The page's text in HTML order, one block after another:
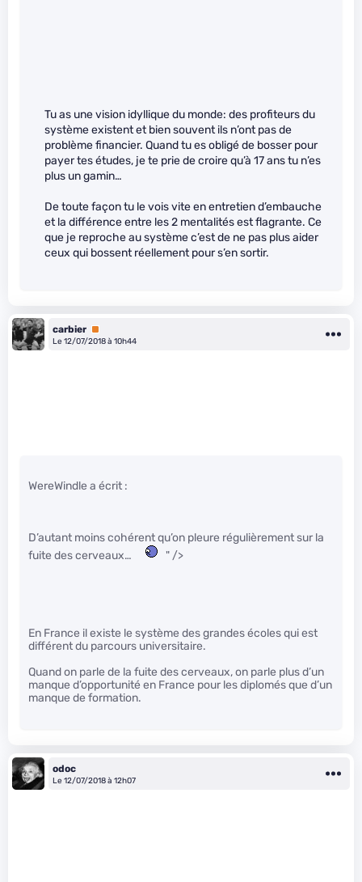
Tu as une vision idyllique du monde: des profiteurs du
système existent et bien souvent ils n’ont pas de
problème financier. Quand tu es obligé de bosser pour
payer tes études, je te prie de croire qu’à 17 ans tu n’es
plus un gamin…
De toute façon tu le vois vite en entretien d’embauche
et la différence entre les 2 mentalités est flagrante. Ce
que je reproche au système c’est de ne pas plus aider
ceux qui bossent réellement pour s’en sortir.
carbier Premium
Le 12/07/2018 à 10h44
WereWindle a écrit :
D’autant moins cohérent qu’on pleure régulièrement sur la
fuite des cerveaux…
" />
En France il existe le système des grandes écoles qui est
différent du parcours universitaire.
Quand on parle de la fuite des cerveaux, on parle plus d’un
manque d’opportunité en France pour les diplomés que d’un
manque de formation.
odoc
Le 12/07/2018 à 12h07